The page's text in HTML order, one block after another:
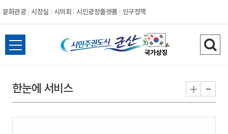
문화관광 시장실 시의회 시민광장플랫폼 인구정책
시
민
권
전
체
뉴
열
검
색
기
한눈에 서비스 + -